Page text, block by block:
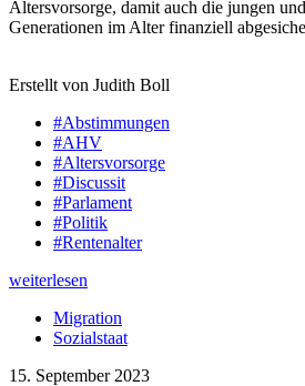
Altersvorsorge, damit auch die jungen
Generationen im Alter finanziell
Erstellt von Judith Boll
#Abstimmungen
#AHV
#Altersvorsorge
#Discussit
#Parlament
#Politik
#Rentenalter
weiterlesen
Migration
Sozialstaat
15. September 2023